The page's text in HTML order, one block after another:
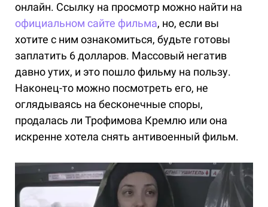
онлайн. Ссылку на просмотр можно найти на
официальном сайте фильма, но, если вы
хотите с ним ознакомиться, будьте готовы
заплатить 6 долларов. Массовый негатив
давно утих, и это пошло фильму на пользу.
Наконец-то можно посмотреть его, не
оглядываясь на бесконечные споры,
продалась ли Трофимова Кремлю или она
искренне хотела снять антивоенный фильм.